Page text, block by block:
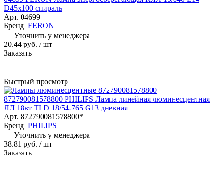
D45х100 спираль
Арт. 04699
Бренд FERON
Уточнить у менеджера
20.44 руб. / шт
Заказать
Быстрый просмотр
872790081578800 PHILIPS Лампа линейная люминесцентная
ЛЛ 18вт TLD 18/54-765 G13 дневная
Арт. 872790081578800*
Бренд PHILIPS
Уточнить у менеджера
38.81 руб. / шт
Заказать